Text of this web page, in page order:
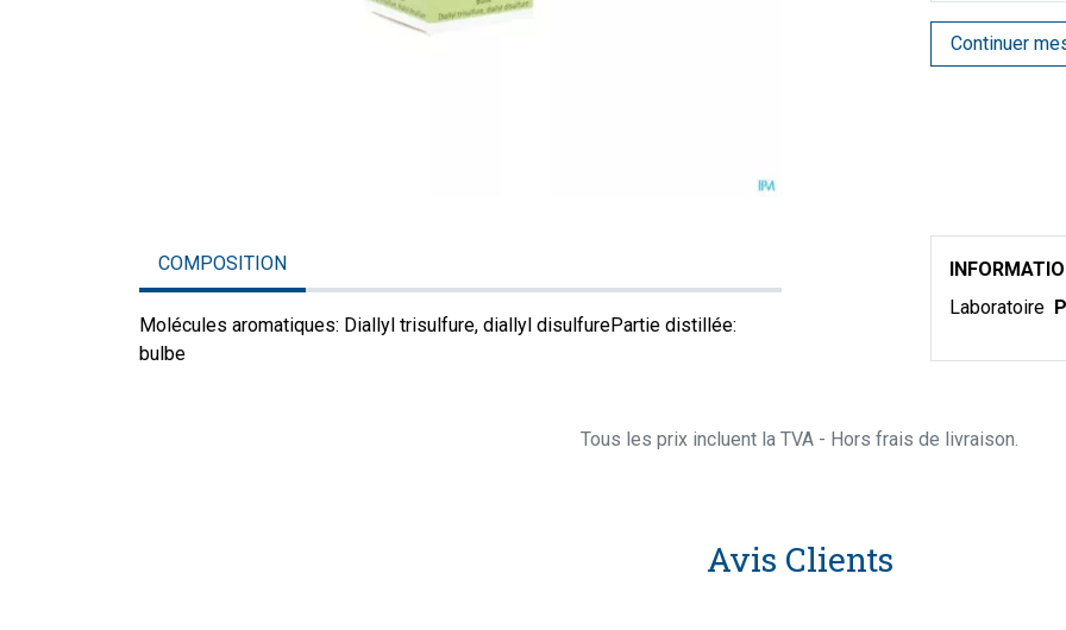
Continuer
COMPOSITION
Molécules aromatiques: Diallyl trisulfure, diallyl disulfurePartie distillée:
bulbe
Laboratoire
Tous les prix incluent la TVA - Hors frais de livraison.
Avis Clients